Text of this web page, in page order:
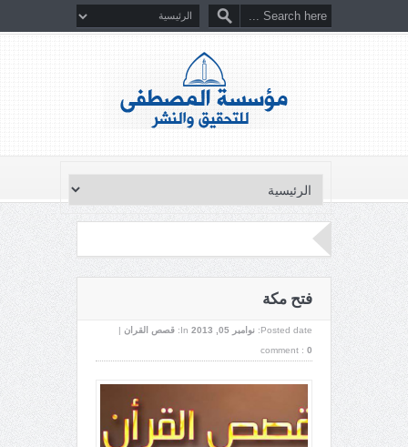
فتح مكة
Posted date: نوامبر 05, 2013 In: قصص القران |
comment : 0